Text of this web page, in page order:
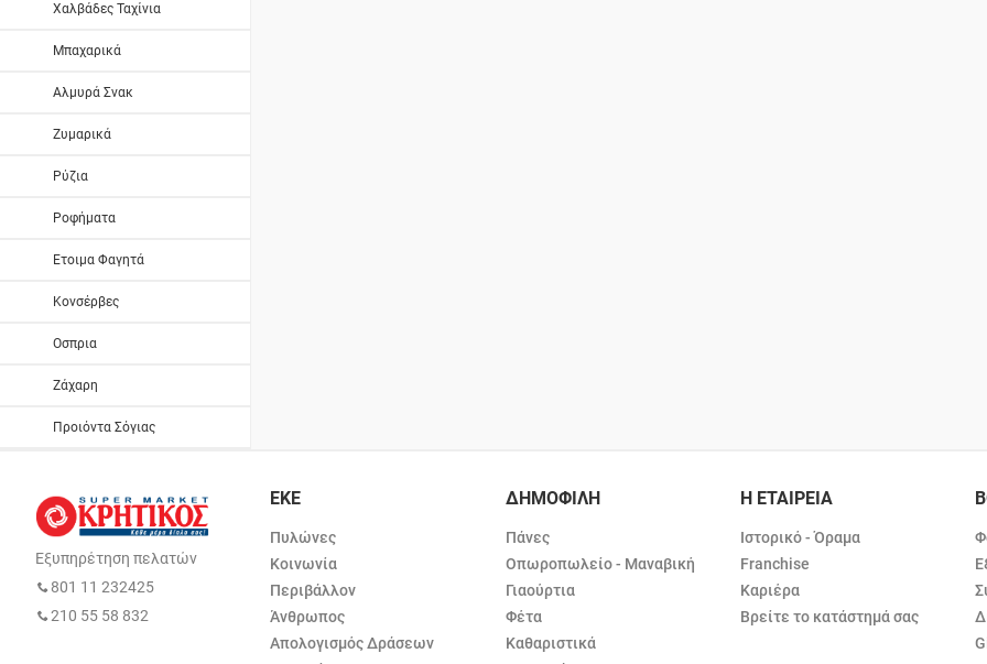
Χαλβάδες Ταχίνια
Μπαχαρικά
Αλμυρά Σνακ
Ζυμαρικά
Ρύζια
Ροφήματα
Ετοιμα Φαγητά
Κονσέρβες
Οσπρια
Ζάχαρη
Προιόντα Σόγιας
Εξυπηρέτηση πελατών
801 11 232425
210 55 58 832
ΕΚΕ
Πυλώνες
Κοινωνία
Περιβάλλον
Άνθρωπος
Απολογισμός Δράσεων
ΔΗΜΟΦΙΛΗ
Πάνες
Οπωροπωλείο - Μαναβική
Γιαούρτια
Φέτα
Καθαριστικά
Η ΕΤΑΙΡΕΙΑ
Ιστορικό - Όραμα
Franchise
Καριέρα
Βρείτε το κατάστημά σας